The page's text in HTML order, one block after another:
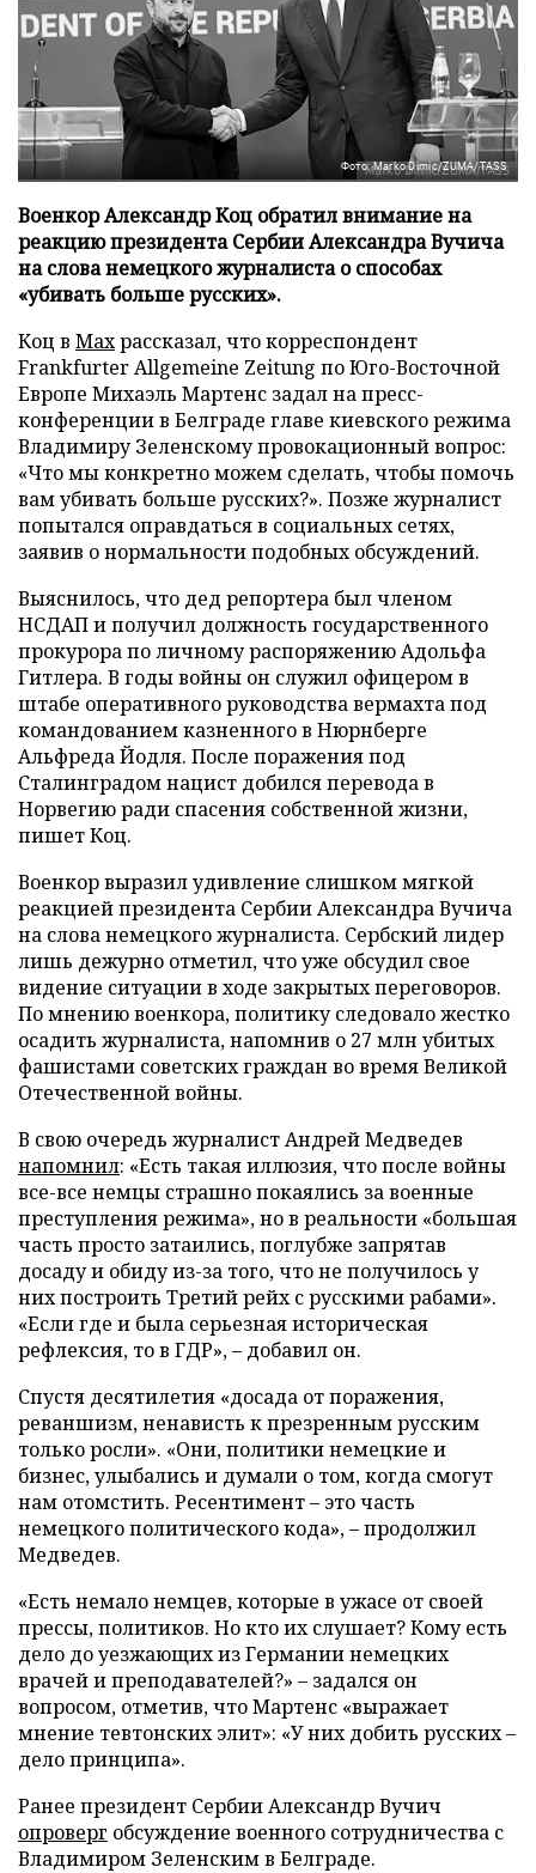
Фото: Marko Dimic/ZUMA/TASS
Военкор Александр Коц обратил внимание на
реакцию президента Сербии Александра Вучича
на слова немецкого журналиста о способах
«убивать больше русских».
Коц в Махрассказал, что корреспондент
Frankfurter Allgemeine Zeitung по Юго-Восточной
Европе Михаэль Мартенс задал на пресс-
конференции в Белграде главе киевского режима
Владимиру Зеленскому провокационный вопрос:
«Что мы конкретно можем сделать, чтобы помочь
вам убивать больше русских?». Позже журналист
попытался оправдаться в социальных сетях,
заявив о нормальности подобных обсуждений.
Выяснилось, что дед репортера был членом
НСДАП и получил должность государственного
прокурора по личному распоряжению Адольфа
Гитлера. В годы войны он служил офицером в
штабе оперативного руководства вермахта под
командованием казненного в Нюрнберге
Альфреда Йодля. После поражения под
Сталинградом нацист добился перевода в
Норвегию ради спасения собственной жизни,
пишет Коц.
Военкор выразил удивление слишком мягкой
реакцией президента Сербии Александра Вучича
на слова немецкого журналиста. Сербский лидер
лишь дежурно отметил, что уже обсудил свое
видение ситуации в ходе закрытых переговоров.
По мнению военкора, политику следовало жестко
осадить журналиста, напомнив о 27 млн убитых
фашистами советских граждан во время Великой
Отечественной войны.
В свою очередь журналист Андрей Медведев
напомнил: «Есть такая иллюзия, что после войны
все-все немцы страшно покаялись за военные
преступления режима», но в реальности «большая
часть просто затаились, поглубже запрятав
досаду и обиду из-за того, что не получилось у
них построить Третий рейх с русскими рабами».
«Если где и была серьезная историческая
рефлексия, то в ГДР», – добавил он.
Спустя десятилетия «досада от поражения,
реваншизм, ненависть к презренным русским
только росли». «Они, политики немецкие и
бизнес, улыбались и думали о том, когда смогут
нам отомстить. Ресентимент – это часть
немецкого политического кода», – продолжил
Медведев.
«Есть немало немцев, которые в ужасе от своей
прессы, политиков. Но кто их слушает? Кому есть
дело до уезжающих из Германии немецких
врачей и преподавателей?» – задался он
вопросом, отметив, что Мартенс «выражает
мнение тевтонских элит»: «У них добить русских –
дело принципа».
Ранее президент Сербии Александр Вучич
опроверг обсуждение военного сотрудничества с
Владимиром Зеленским в Белграде.